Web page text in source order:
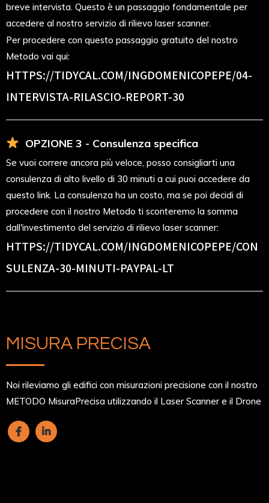
breve intervista. Questo è un passaggio fondamentale per
accedere al nostro servizio di rilievo laser scanner.
Per procedere con questo passaggio gratuito del nostro
Metodo vai qui:
HTTPS://TIDYCAL.COM/INGDOMENICOPEPE/04-
INTERVISTA-RILASCIO-REPORT-30
OPZIONE 3 - Consulenza specifica
Se vuoi correre ancora più veloce, posso consigliarti una
consulenza di alto livello di 30 minuti a cui puoi accedere da
questo link. La consulenza ha un costo, ma se poi decidi di
procedere con il nostro Metodo ti sconteremo la somma
dall'investimento del servizio di rilievo laser scanner:
HTTPS://TIDYCAL.COM/INGDOMENICOPEPE/CON
SULENZA-30-MINUTI-PAYPAL-LT
MISURA PRECISA
Noi rileviamo gli edifici con misurazioni precisione con il nostro
METODO MisuraPrecisa utilizzando il Laser Scanner e il Drone